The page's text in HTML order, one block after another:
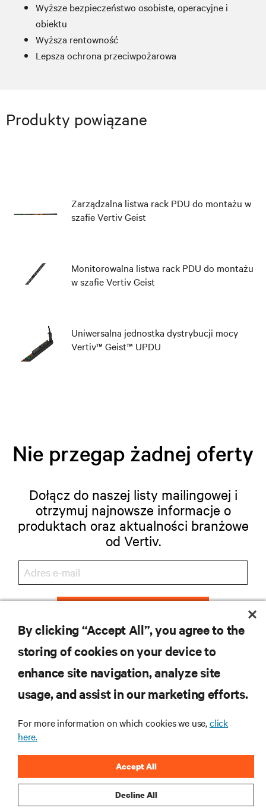
Wyższe bezpieczeństwo osobiste, operacyjne i
obiektu
Wyższa rentowność
Lepsza ochrona przeciwpożarowa
Produkty powiązane
Zarządzalna listwa rack PDU do montażu w
szafie Vertiv Geist
Monitorowalna listwa rack PDU do montażu
w szafie Vertiv Geist
Uniwersalna jednostka dystrybucji mocy
Vertiv™ Geist™ UPDU
Nie przegap żadnej oferty
Dołącz do naszej listy mailingowej i
otrzymuj najnowsze informacje o
produktach oraz aktualności branżowe
od Vertiv.
ZASOBY
O NAS
By clicking “Accept All”, you agree to the
storing of cookies on your device to
enhance site navigation, analyze site
usage, and assist in our marketing efforts.
For more information on which cookies we use,click
here.
Decline All
Accept All